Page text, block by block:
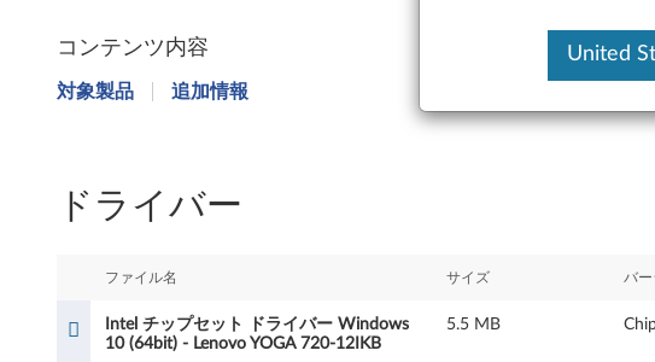
n
コンテンツ内容
対象製品 追加情報
ドライバー
ファイル名 サイズ バ
Intel チップセット ドライバー Windows
10 (64bit) - Lenovo YOGA 720-12IKB
5.5 MB
United